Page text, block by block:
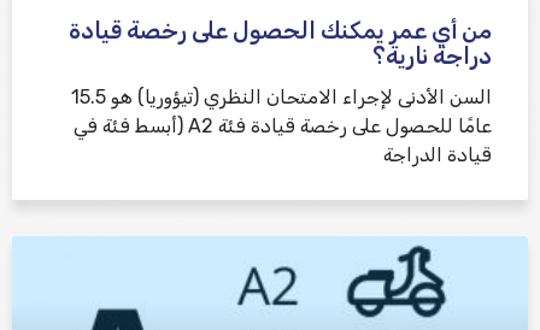
من أي عمر يمكنك الحصول على رخصة قيادة
دراجة نارية؟
السن الأدنى لإجراء الامتحان النظري (تيؤوريا) هو 15.5
عامًا للحصول على رخصة قيادة فئة A2 (أبسط فئة في
قيادة الدراجة